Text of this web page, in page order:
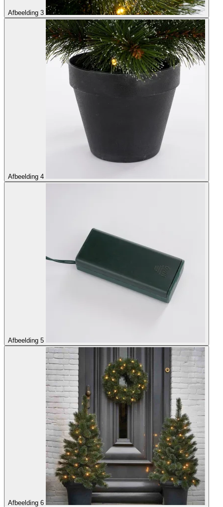
Afbeelding 3
Afbeelding 4
Afbeelding 5
Afbeelding 6